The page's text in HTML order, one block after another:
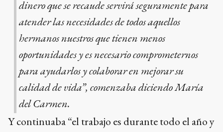
dinero que se recaude servirá seguramente para
atender las necesidades de todos aquellos
hermanos nuestros que tienen menos
oportunidades y es necesario comprometernos
para ayudarlos y colaborar en mejorar su
calidad de vida”, comenzaba diciendo María
del Carmen.
Y continuaba “el trabajo es durante todo el año y